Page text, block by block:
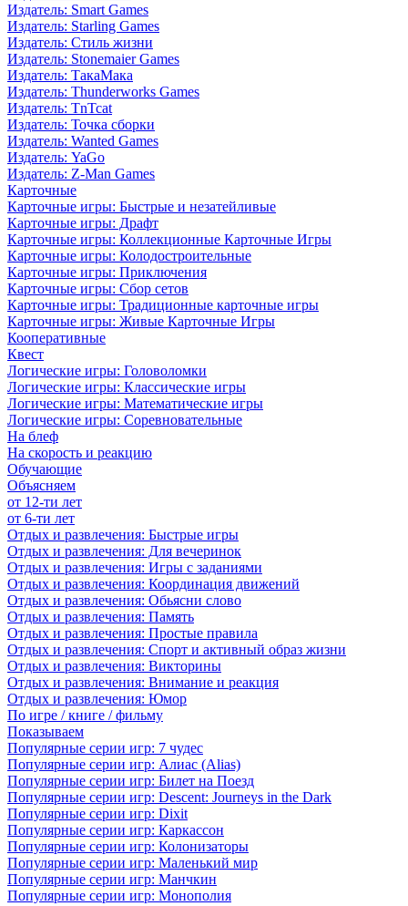
Издатель: Smart Games
Издатель: Starling Games
Издатель: Стиль жизни
Издатель: Stonemaier Games
Издатель: ТакаМака
Издатель: Thunderworks Games
Издатель: TnTcat
Издатель: Точка сборки
Издатель: Wanted Games
Издатель: YaGo
Издатель: Z-Man Games
Карточные
Карточные игры: Быстрые и незатейливые
Карточные игры: Драфт
Карточные игры: Коллекционные Карточные Игры
Карточные игры: Колодостроительные
Карточные игры: Приключения
Карточные игры: Сбор сетов
Карточные игры: Традиционные карточные игры
Карточные игры: Живые Карточные Игры
Кооперативные
Квест
Логические игры: Головоломки
Логические игры: Классические игры
Логические игры: Математические игры
Логические игры: Соревновательные
На блеф
На скорость и реакцию
Обучающие
Объясняем
от 12-ти лет
от 6-ти лет
Отдых и развлечения: Быстрые игры
Отдых и развлечения: Для вечеринок
Отдых и развлечения: Игры с заданиями
Отдых и развлечения: Координация движений
Отдых и развлечения: Обьясни слово
Отдых и развлечения: Память
Отдых и развлечения: Простые правила
Отдых и развлечения: Спорт и активный образ жизни
Отдых и развлечения: Викторины
Отдых и развлечения: Внимание и реакция
Отдых и развлечения: Юмор
По игре / книге / фильму
Показываем
Популярные серии игр: 7 чудес
Популярные серии игр: Алиас (Alias)
Популярные серии игр: Билет на Поезд
Популярные серии игр: Descent: Journeys in the Dark
Популярные серии игр: Dixit
Популярные серии игр: Каркассон
Популярные серии игр: Колонизаторы
Популярные серии игр: Маленький мир
Популярные серии игр: Манчкин
Популярные серии игр: Монополия